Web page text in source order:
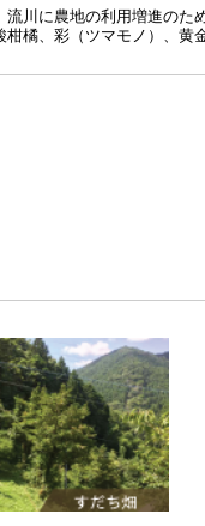
川に農地の利用増進のた
橘、彩（ツマモノ）、黄